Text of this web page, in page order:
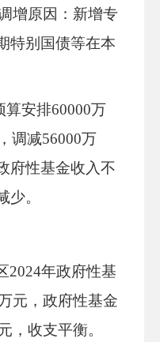
增原因：新增专
特别国债等在本
算安排60000万
，调减56000万
府性基金收入不
少。
2024年政府性基
元，政府性基金
，收支平衡。